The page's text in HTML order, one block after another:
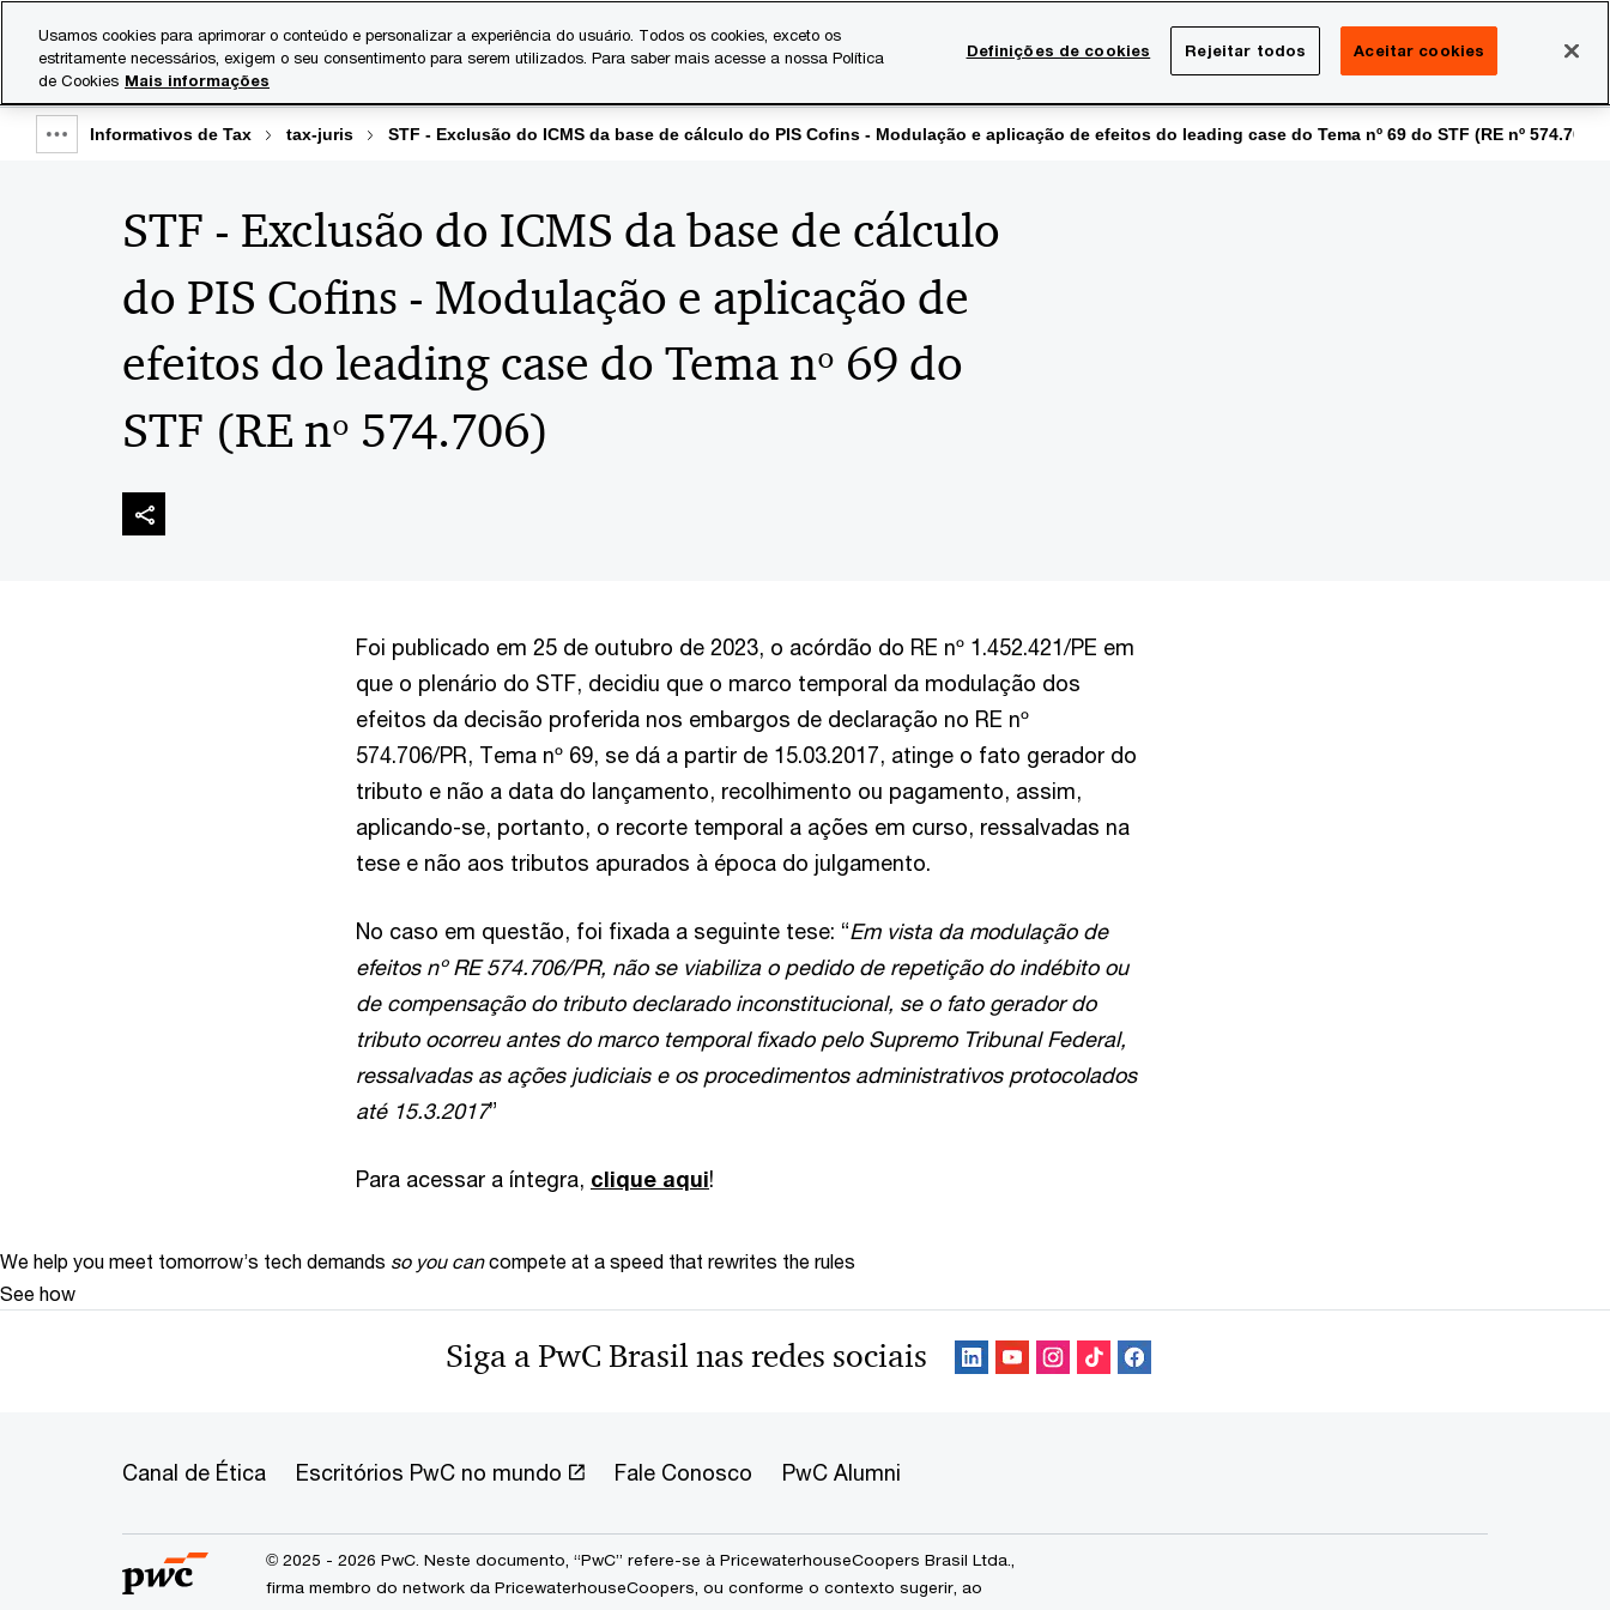
content
footer
Serviços Sala de imprensa
Show
breadcrumb
Informativos de Tax tax-juris STF - Exclusão do ICMS da base de cálculo do PIS Cofins - Modulação e aplicação de efeitos do leading case do Tema nº 69 do STF (RE nº 574.706)
STF - Exclusão do ICMS da base de cálculo
do PIS Cofins - Modulação e aplicação de
efeitos do leading case do Tema nº 69 do
STF (RE nº 574.706)
Foi publicado em 25 de outubro de 2023, o acórdão do RE nº 1.452.421/PE em
que o plenário do STF, decidiu que o marco temporal da modulação dos
efeitos da decisão proferida nos embargos de declaração no RE nº
574.706/PR, Tema nº 69, se dá a partir de 15.03.2017, atinge o fato gerador do
tributo e não a data do lançamento, recolhimento ou pagamento, assim,
aplicando-se, portanto, o recorte temporal a ações em curso, ressalvadas na
tese e não aos tributos apurados à época do julgamento.
No caso em questão, foi fixada a seguinte tese: “Em vista da modulação de
efeitos nº RE 574.706/PR, não se viabiliza o pedido de repetição do indébito ou
de compensação do tributo declarado inconstitucional, se o fato gerador do
tributo ocorreu antes do marco temporal fixado pelo Supremo Tribunal Federal,
ressalvadas as ações judiciais e os procedimentos administrativos protocolados
até 15.3.2017”
Para acessar a íntegra, clique aqui!
We help you meet tomorrow’s tech demands so you can compete at a speed that rewrites the rules
See how
Siga a PwC Brasil nas redes sociais
Canal de Ética Escritórios PwC no mundo Fale Conosco PwC Alumni
© 2025 - 2026 PwC. Neste documento, “PwC” refere-se à PricewaterhouseCoopers Brasil Ltda.,
firma membro do network da PricewaterhouseCoopers, ou conforme o contexto sugerir, ao
Usamos cookies para aprimorar o conteúdo e personalizar a experiência do usuário. Todos os cookies, exceto os
estritamente necessários, exigem o seu consentimento para serem utilizados. Para saber mais acesse a nossa Política
de Cookies Mais informações
Definições de cookies Rejeitar todos Aceitar cookies